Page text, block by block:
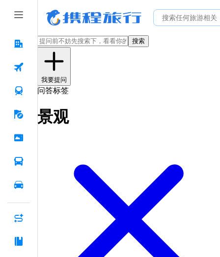
搜索
我要提问
问答标签
景观